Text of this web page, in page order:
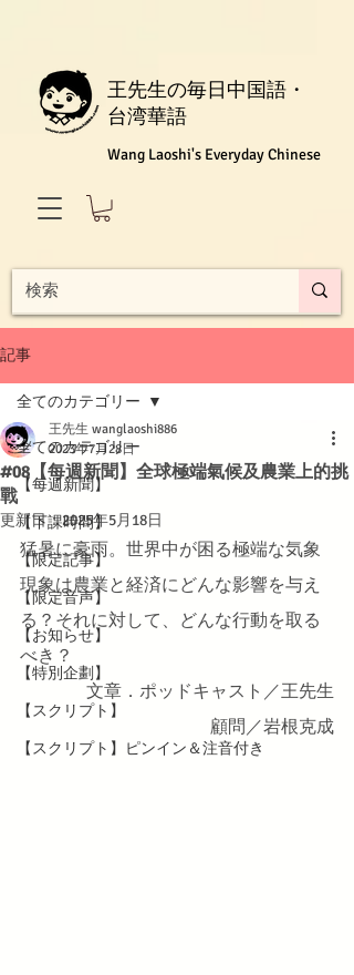
王先生の毎日中国語・
台湾華語
Wang Laoshi's Everyday Chinese
記事
全てのカテゴリー
【每週新聞】
【下課時間】
【限定記事】
【限定音声】
【お知らせ】
【特別企劃】
【スクリプト】
【スクリプト】ピンイン＆注音付き
全てのカテゴリー
#08【每週新聞】全球極端氣候及農業上的挑
戰
王先生 wanglaoshi886
2023年7月28日
更新日：2025年5月18日
猛暑に豪雨。世界中が困る極端な気象
現象は農業と経済にどんな影響を与え
る？それに対して、どんな行動を取る
べき？
文章．ポッドキャスト／王先生
顧問／岩根克成